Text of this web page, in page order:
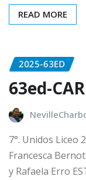
READ MORE
2025-63ED
63ed-
7°. Unidos Liceo
Francesca
y Rafaela Erro